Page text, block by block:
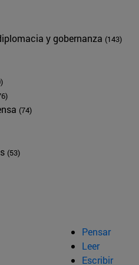
y gobernanza (143)
(74)
(53)
Pensar
Leer
Escribir